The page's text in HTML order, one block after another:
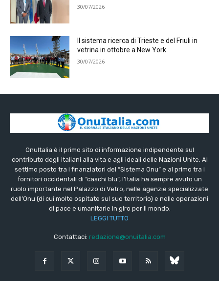
30/07/2026
Il sistema ricerca di Trieste e del Friuli in
vetrina in ottobre a New York
30/07/2026
OnuItalia è il primo sito di informazione indipendente sul
contributo degli italiani alla vita e agli ideali delle Nazioni Unite. Al
settimo posto tra i finanziatori del “Sistema Onu” e al primo tra i
fornitori occidentali di “caschi blu”, l’Italia ha sempre avuto un
ruolo importante nel Palazzo di Vetro, nelle agenzie specializzate
dell’Onu (di cui molte ospitate sul suo territorio) e nelle operazioni
di pace e umanitarie in giro per il mondo.
LEGGI TUTTO
Contattaci: redazione@onuitalia.com